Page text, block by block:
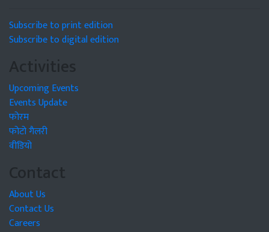
Subscribe to print edition
Subscribe to digital edition
Activities
Upcoming Events
Events Update
फोरम
फोटो गैलरी
वीडियो
Contact
About Us
Contact Us
Careers